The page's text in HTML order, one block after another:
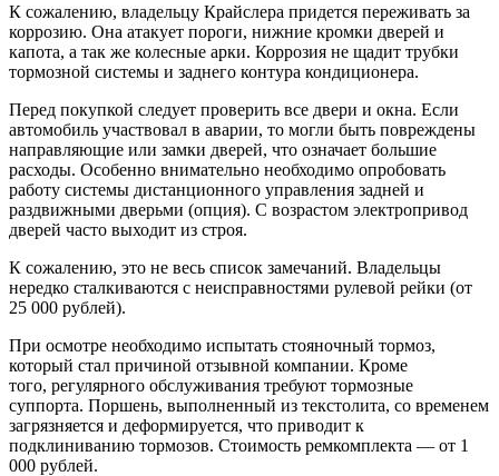
К сожалению, владельцу Крайслера придется переживать за
коррозию. Она атакует пороги, нижние кромки дверей и
капота, а так же колесные арки. Коррозия не щадит трубки
тормозной системы и заднего контура кондиционера.
Перед покупкой следует проверить все двери и окна. Если
автомобиль участвовал в аварии, то могли быть повреждены
направляющие или замки дверей, что означает большие
расходы. Особенно внимательно необходимо опробовать
работу системы дистанционного управления задней и
раздвижными дверьми (опция). С возрастом электропривод
дверей часто выходит из строя.
К сожалению, это не весь список замечаний. Владельцы
нередко сталкиваются с неисправностями рулевой рейки (от
25 000 рублей).
При осмотре необходимо испытать стояночный тормоз,
который стал причиной отзывной компании. Кроме
того, регулярного обслуживания требуют тормозные
суппорта. Поршень, выполненный из текстолита, со временем
загрязняется и деформируется, что приводит к
подклиниванию тормозов. Стоимость ремкомплекта — от 1
000 рублей.